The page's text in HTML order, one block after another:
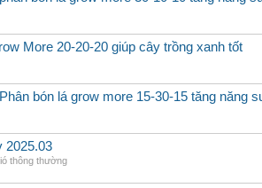
More 20-20-20 giúp cây trồng xanh tốt
bón lá grow more 15-30-15 tăng năng
2025.03
thông thường